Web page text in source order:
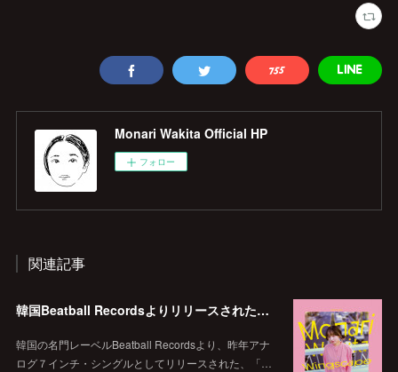
Monari Wakita Official HP
フォロー
関連記事
韓国Beatball Recordsよりリリースされた「WINGSCAPE」（Korean ver.）VIVID SOUNDで、1/28(日)発売決定！
韓国の名門レーベルBeatball Recordsより、昨年アナ
ログ７インチ・シングルとしてリリースされた、「…